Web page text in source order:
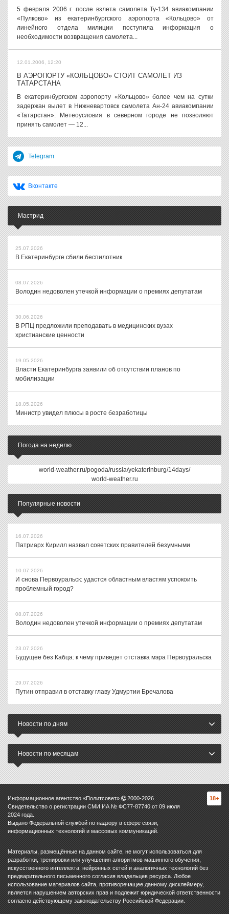
5 февраля 2006 г. после взлета самолета Ту-134 авиакомпании
«Пулково» из екатеринбургского аэропорта «Кольцово» от
линейного отдела милиции поступила информация о
необходимости возвращения самолета...
12.01.2006, 12:20
В АЭРОПОРТУ «КОЛЬЦОВО» СТОИТ САМОЛЕТ ИЗ
ТАТАРСТАНА
В екатеринбургском аэропорту «Кольцово» более чем на сутки
задержан вылет в Нижневартовск самолета Ан-24 авиакомпании
«Татарстан». Метеоусловия в северном городе не позволяют
принять самолет — 12...
Telegram
Вконтакте
Мастрид
25.07.2026
В Екатеринбурге сбили беспилотник
08.07.2026
Володин недоволен утечкой информации о премиях депутатам
30.06.2026
В РПЦ предложили преподавать в медицинских вузах
христианские ценности
19.05.2026
Власти Екатеринбурга заявили об отсутствии планов по
мобилизации
18.05.2026
Министр увидел плюсы в росте безработицы
Погода на неделю
world-weather.ru/pogoda/russia/yekaterinburg/14days/
world-weather.ru
Популярные новости
16.07.2026
Патриарх Кирилл назвал советских правителей безумными
10.07.2026
И снова Первоуральск: удастся областным властям успокоить
проблемный город?
08.07.2026
Володин недоволен утечкой информации о премиях депутатам
23.07.2026
Будущее без Кабца: к чему приведет отставка мэра Первоуральска
29.07.2026
Путин отправил в отставку главу Удмуртии Бречалова
Новости по дням
Новости по месяцам
Информационное агентство «Политсовет» 2000-2026
Свидетельство о регистрации СМИ ИА № ФС77-87740 от 09 июля
2024 года.
Выдано Федеральной службой по надзору в сфере связи,
информационных технологий и массовых коммуникаций.
18+
Материалы, размещённые на данном сайте, не могут использоваться для
разработки, тренировки или улучшения алгоритмов машинного обучения,
искусственного интеллекта, нейронных сетей и аналогичных технологий без
предварительного письменного согласия владельцев ресурса. Любое
использование материалов сайта, противоречащее данному дисклеймеру,
является нарушением авторских прав и подлежит юридической ответственности
согласно действующему законодательству Российской Федерации.